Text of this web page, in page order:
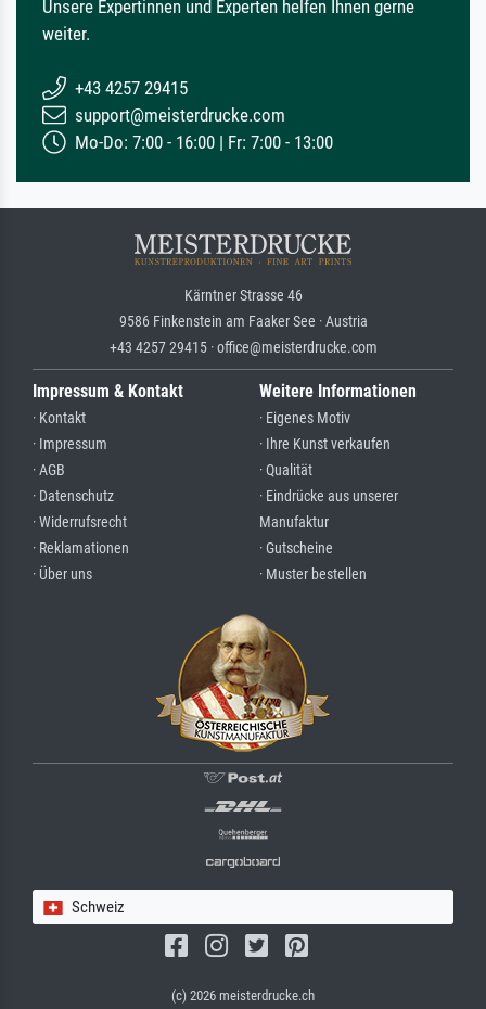
Unsere Expertinnen und Experten helfen Ihnen gerne
weiter.
+43 4257 29415
support@meisterdrucke.com
Mo-Do: 7:00 - 16:00 | Fr: 7:00 - 13:00
Kärntner Strasse 46
9586 Finkenstein am Faaker See · Austria
+43 4257 29415 · office@meisterdrucke.com
Impressum & Kontakt
· Kontakt
· Impressum
· AGB
· Datenschutz
· Widerrufsrecht
· Reklamationen
· Über uns
Weitere Informationen
· Eigenes Motiv
· Ihre Kunst verkaufen
· Qualität
· Eindrücke aus unserer
Manufaktur
· Gutscheine
· Muster bestellen
Schweiz
(c) 2026 meisterdrucke.ch